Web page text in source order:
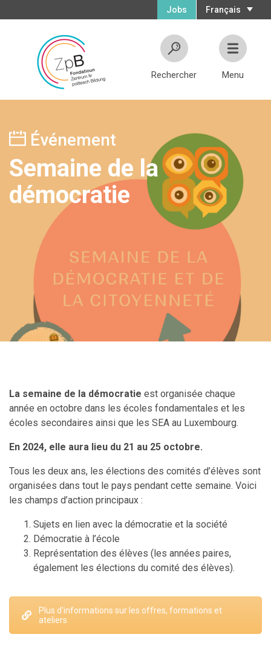
Français
Jobs
Rechercher Menu
Événement
Semaine de la
démocratie
La semaine de la démocratie est organisée chaque
année en octobre dans les écoles fondamentales et les
écoles secondaires ainsi que les SEA au Luxembourg.
En 2024, elle aura lieu du 21 au 25 octobre.
Tous les deux ans, les élections des comités d’élèves sont
organisées dans tout le pays pendant cette semaine. Voici
les champs d’action principaux :
Sujets en lien avec la démocratie et la société
Démocratie à l’école
Représentation des élèves (les années paires,
également les élections du comité des élèves).
Plus d'informations sur les offres, formations et
ateliers